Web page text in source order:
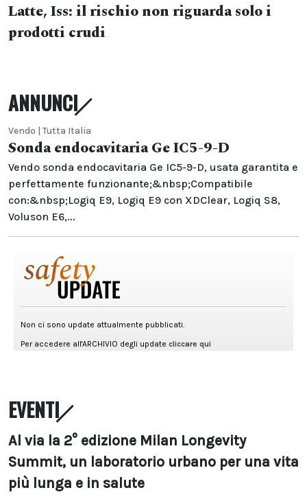
Latte, Iss: il rischio non riguarda solo i
prodotti crudi
ANNUNCI
Vendo | Tutta Italia
Sonda endocavitaria Ge IC5-9-D
Vendo sonda endocavitaria Ge IC5-9-D, usata garantita e
perfettamente funzionante;&nbsp;Compatibile
con:&nbsp;Logiq E9, Logiq E9 con XDClear, Logiq S8,
Voluson E6,...
EVENTI
Al via la 2° edizione Milan Longevity
Summit, un laboratorio urbano per una vita
più lunga e in salute